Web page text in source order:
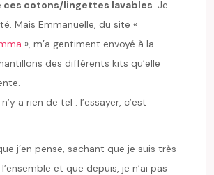
ces cotons/lingettes lavables. Je
Mais Emmanuelle, du site «
», m’a gentiment envoyé à la
des différents kits qu’elle
a rien de tel : l’essayer, c’est
j’en pense, sachant que je suis très
et que depuis, je n’ai pas